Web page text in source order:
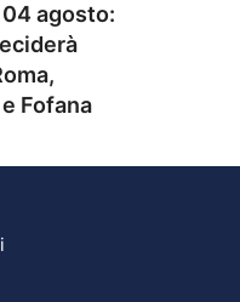
agosto:
Fofana